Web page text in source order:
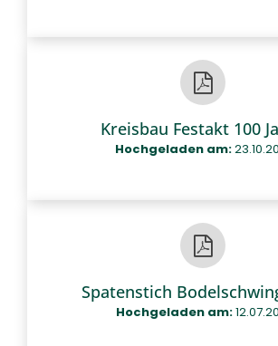
Kreisbau Festakt 100
Hochgeladen am:
Spatenstich
Hochgeladen am: